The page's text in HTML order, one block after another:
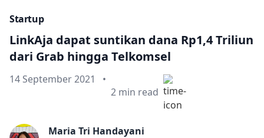
Startup
LinkAja dapat suntikan dana Rp1,4 Triliun
dari Grab hingga Telkomsel
Published on
14 September 2021
•
Min read
2 min read
Maria Tri Handayani